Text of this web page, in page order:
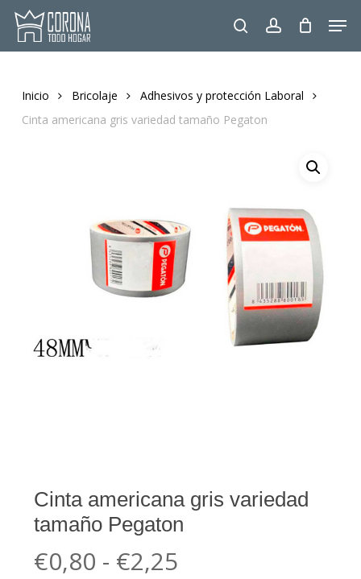
Skip
main
searchaccount
Inicio Bricolaje
Adhesivos y protección Laboral
Cinta americana gris variedad tamaño Pegaton
Cinta americana gris variedad
tamaño Pegaton
€0,80 - €2,25Rango